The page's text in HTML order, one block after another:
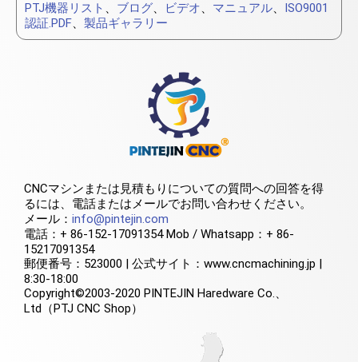
PTJ機器リスト 、 ブログ、 ビデオ、 マニュアル、 ISO9001
認証.PDF、 製品ギャラリー
CNCマシンまたは見積もりについての質問への回答を得
るには、電話またはメールでお問い合わせください。
メール： info@pintejin.com
電話：+ 86-152-17091354 Mob / Whatsapp：+ 86-
15217091354
郵便番号：523000 | 公式サイト：www.cncmachining.jp |
8:30-18:00
Copyright©2003-2020 PINTEJIN Haredware Co.、
Ltd（PTJ CNC Shop）